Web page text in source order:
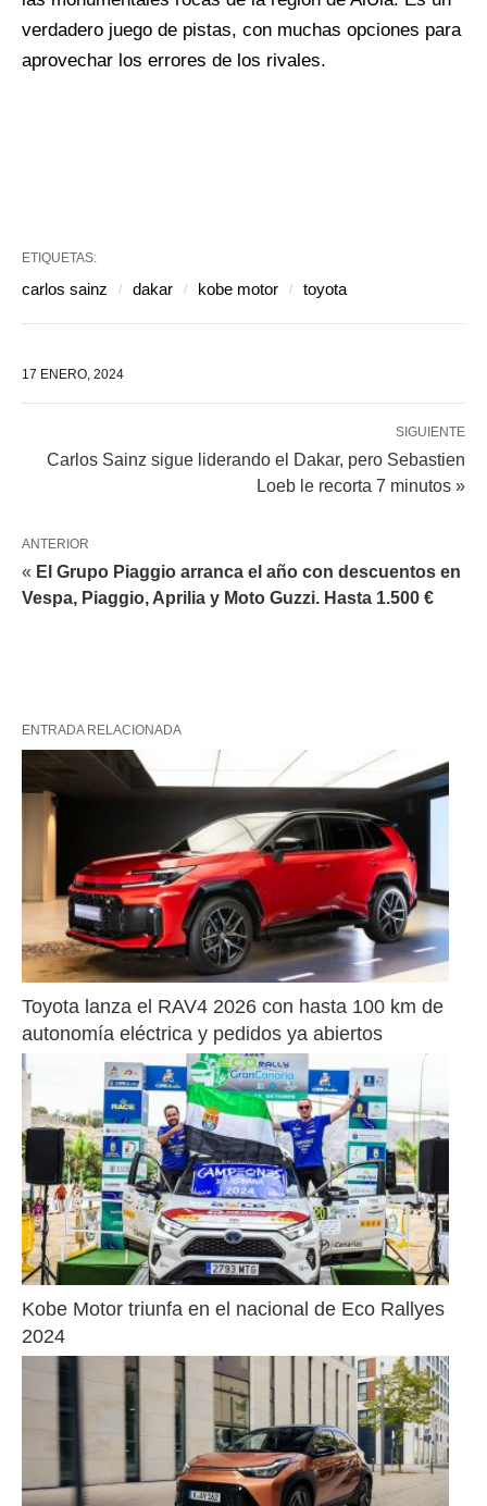
verdadero juego de pistas, con muchas opciones para
aprovechar los errores de los rivales.
ETIQUETAS:
carlos sainz dakar kobe motor toyota
17 ENERO, 2024
SIGUIENTE
Carlos Sainz sigue liderando el Dakar, pero Sebastien
Loeb le recorta 7 minutos »
ANTERIOR
« El Grupo Piaggio arranca el año con descuentos en
Vespa, Piaggio, Aprilia y Moto Guzzi. Hasta 1.500 €
ENTRADA RELACIONADA
Toyota lanza el RAV4 2026 con hasta 100 km de
autonomía eléctrica y pedidos ya abiertos
Kobe Motor triunfa en el nacional de Eco Rallyes
2024